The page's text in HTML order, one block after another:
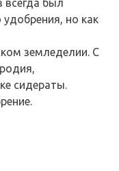
всегда был
но как
земледелии. С
сидераты.